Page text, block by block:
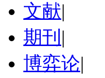
文献|
期刊 |
博弈论|